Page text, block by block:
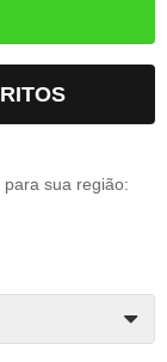
sua região: